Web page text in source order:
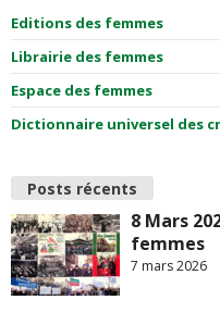
Editions des femmes
Librairie des femmes
Espace des femmes
Dictionnaire universel des
Posts récents
8 Mars
femmes
7 mars 2026